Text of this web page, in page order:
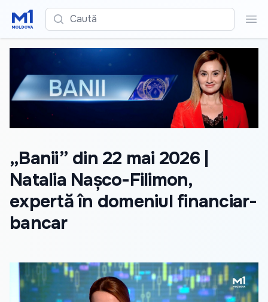
Caută
„Banii” din 22 mai 2026 |
Natalia Nașco-Filimon,
expertă în domeniul financiar-
bancar